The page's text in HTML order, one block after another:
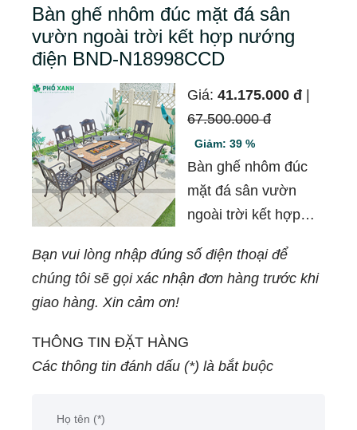
Bàn ghế nhôm đúc mặt đá sân
vườn ngoài trời kết hợp nướng
điện BND-N18998CCD
Giá: 41.175.000 đ |
67.500.000 đ
Giảm: 39 %
Bàn ghế nhôm đúc
mặt đá sân vườn
ngoài trời kết hợp
N18998CCD là sản
phẩm rất thích hợp
liệu nhôm đúc và mặt
Bạn vui lòng nhập đúng số điện thoại để
chúng tôi sẽ gọi xác nhận đơn hàng trước khi
giao hàng. Xin cảm ơn!
THÔNG TIN ĐẶT HÀNG
Các thông tin đánh dấu (*) là bắt buộc